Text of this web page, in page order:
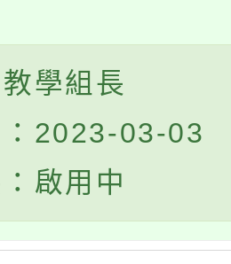
學組長
2023-03-03
啟用中